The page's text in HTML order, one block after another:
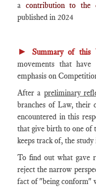
a contribution to the
published in 2024
► Summary of this
movements that
emphasis on
After a preliminary
branches of Law, their
encountered in this
that give birth to one of
keeps track of, the
To find out what gave
reject the narrow
fact of "being conform"